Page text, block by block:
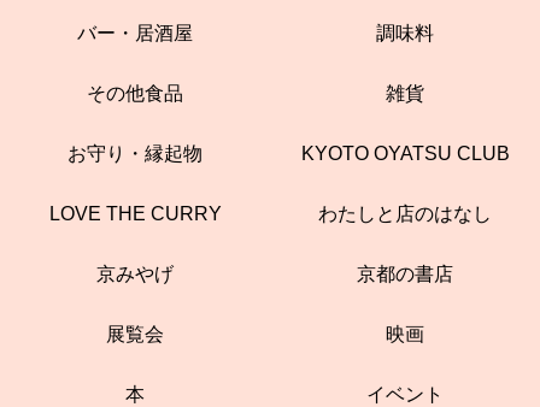
バー・居酒屋 調味料
その他食品 雑貨
お守り・縁起物 KYOTO OYATSU CLUB
LOVE THE CURRY わたしと店のはなし
京みやげ 京都の書店
展覧会 映画
本 イベント